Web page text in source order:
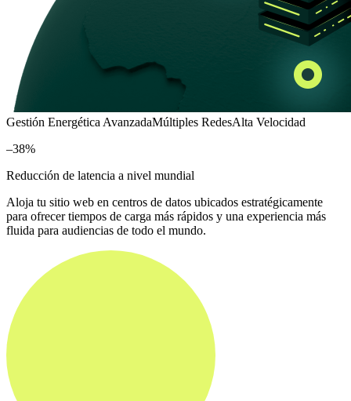
Gestión Energética AvanzadaMúltiples RedesAlta Velocidad
–38%
Reducción de latencia a nivel mundial
Aloja tu sitio web en centros de datos ubicados estratégicamente
para ofrecer tiempos de carga más rápidos y una experiencia más
fluida para audiencias de todo el mundo.